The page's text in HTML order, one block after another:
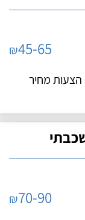
₪45-65
₪70-90